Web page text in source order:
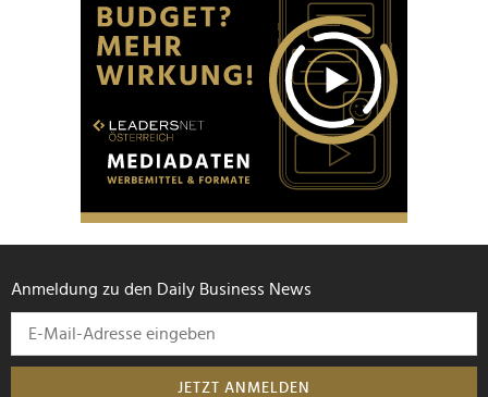
Anmeldung zu den Daily Business News
JETZT ANMELDEN